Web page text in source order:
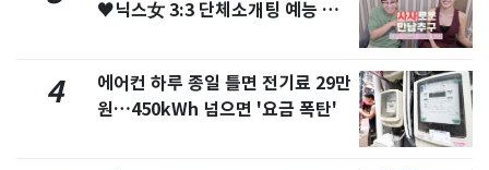
♥닉스女 3:3 단체소개팅 예능 화
4
에어컨 하루 종일 틀면 전기료 29만
원…450kWh 넘으면 '요금 폭탄'